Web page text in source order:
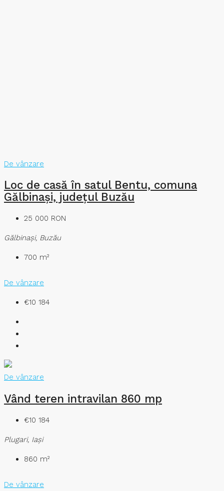
De vânzare
Loc de casă în satul Bentu, comuna
Gălbinași, județul Buzău
25 000 RON
Gălbinaşi, Buzău
700 m²
De vânzare
€10 184
De vânzare
Vând teren intravilan 860 mp
€10 184
Plugari, Iași
860 m²
De vânzare